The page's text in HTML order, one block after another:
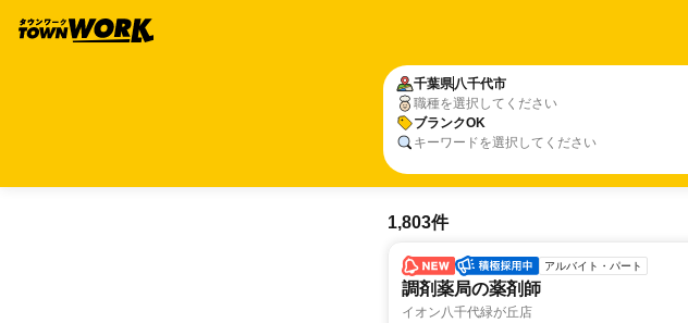
千葉県八千代市
職種を選択してください
ブランクOK
キーワードを選択してください
1,803件
アルバイト・パート
調剤薬局の薬剤師
イオン八千代緑が丘店